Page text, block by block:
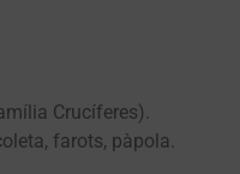
Crucíferes).
farots, pàpola.